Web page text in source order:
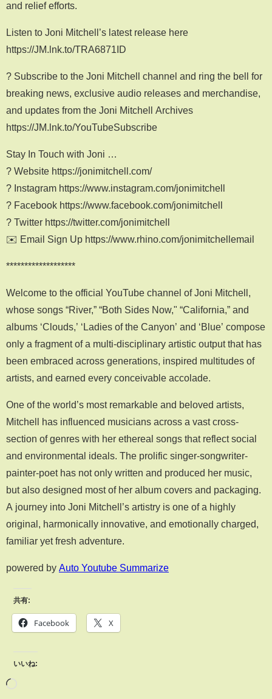
and relief efforts.
Listen to Joni Mitchell’s latest release here
https://JM.lnk.to/TRA6871ID
? Subscribe to the Joni Mitchell channel and ring the bell for
breaking news, exclusive audio releases and merchandise,
and updates from the Joni Mitchell Archives
https://JM.lnk.to/YouTubeSubscribe
Stay In Touch with Joni …
? Website https://jonimitchell.com/
? Instagram https://www.instagram.com/jonimitchell
? Facebook https://www.facebook.com/jonimitchell
? Twitter https://twitter.com/jonimitchell
✉️ Email Sign Up https://www.rhino.com/jonimitchellemail
*******************
Welcome to the official YouTube channel of Joni Mitchell,
whose songs “River,” “Both Sides Now," “California,” and
albums ‘Clouds,’ ‘Ladies of the Canyon’ and ‘Blue’ compose
only a fragment of a multi-disciplinary artistic output that has
been embraced across generations, inspired multitudes of
artists, and earned every conceivable accolade.
One of the world’s most remarkable and beloved artists,
Mitchell has influenced musicians across a vast cross-
section of genres with her ethereal songs that reflect social
and environmental ideals. The prolific singer-songwriter-
painter-poet has not only written and produced her music,
but also designed most of her album covers and packaging.
A journey into Joni Mitchell’s artistry is one of a highly
original, harmonically innovative, and emotionally charged,
familiar yet fresh adventure.
powered by Auto Youtube Summarize
共有:
Facebook X
いいね: